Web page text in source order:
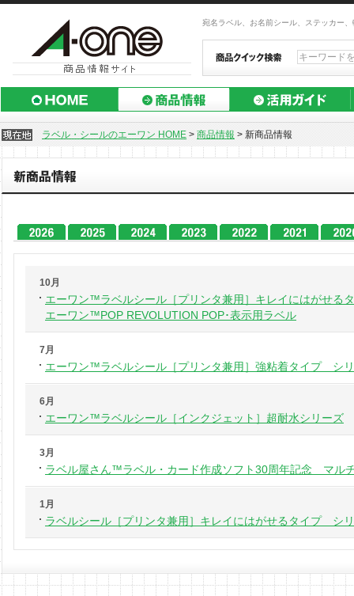
宛名ラベル、お名前シール、ステッカー
ラベル・シールのエーワン HOME>商品情報>新商品情報
10月
エーワン™ラベルシール［プリンタ兼用］キレイにはがせる
エーワン™POP REVOLUTION POP･表示用ラベル
7月
エーワン™ラベルシール［プリンタ兼用］強粘着タイプ シ
6月
エーワン™ラベルシール［インクジェット］超耐水シリーズ
3月
ラベル屋さん™ラベル・カード作成ソフト30周年記念 マル
1月
ラベルシール［プリンタ兼用］キレイにはがせるタイプ シ